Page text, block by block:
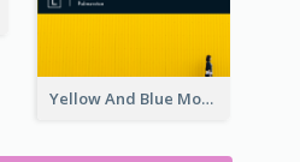
Yellow And Blue Modern Photographer Business Card